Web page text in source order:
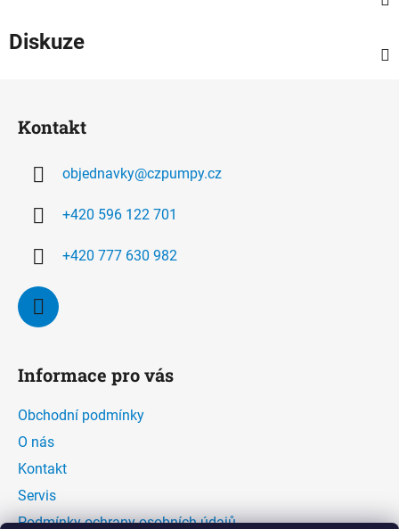
Diskuze
Kontakt
objednavky@czpumpy.cz
+420 596 122 701
+420 777 630 982
Informace pro vás
Obchodní podmínky
O nás
Kontakt
Servis
Podmínky ochrany osobních údajů